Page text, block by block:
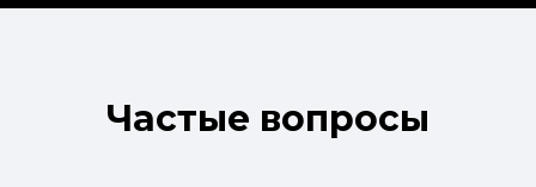
Частые вопросы